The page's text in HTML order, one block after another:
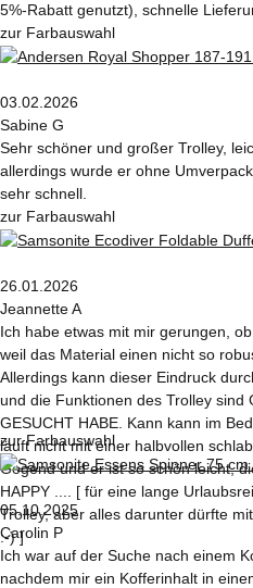
5%-Rabatt genutzt), schnelle
zur Farbauswahl
03.02.2026
Sabine G
Sehr schöner und großer Trolley,
allerdings wurde er ohne
sehr schnell.
zur Farbauswahl
26.01.2026
Jeannette A
Ich habe etwas mit mir gerungen,
weil das Material einen nicht so
Allerdings kann dieser Eindruck
und die Funktionen des Trolley sind
GESUCHT HABE. Kann kann im
läuft nicht mit einer halbvollen
Gegend und er ist so schön leicht,
HAPPY .... [ für eine lange
Trolley, aber alles darunter dürfte
:-) ]
zur Farbauswahl
05.10.2025
Carolin P
Ich war auf der Suche nach einem
nachdem mir ein Kofferinhalt in